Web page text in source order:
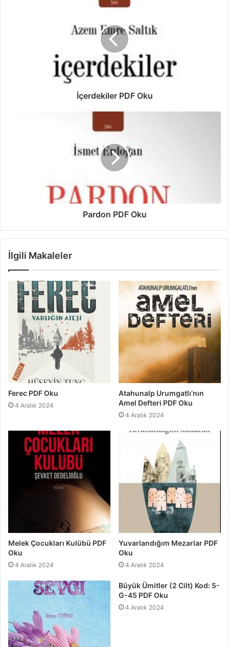
İçerdekiler PDF Oku
Pardon PDF Oku
İlgili Makaleler
Ferec PDF Oku
4 Aralık 2024
Atahunalp Urumgatlı’nın
Amel Defteri PDF Oku
4 Aralık 2024
Melek Çocukları Kulübü PDF
Oku
4 Aralık 2024
Yuvarlandığım Mezarlar PDF
Oku
4 Aralık 2024
Büyük Ümitler (2 Cilt) Kod: 5-
G-45 PDF Oku
4 Aralık 2024